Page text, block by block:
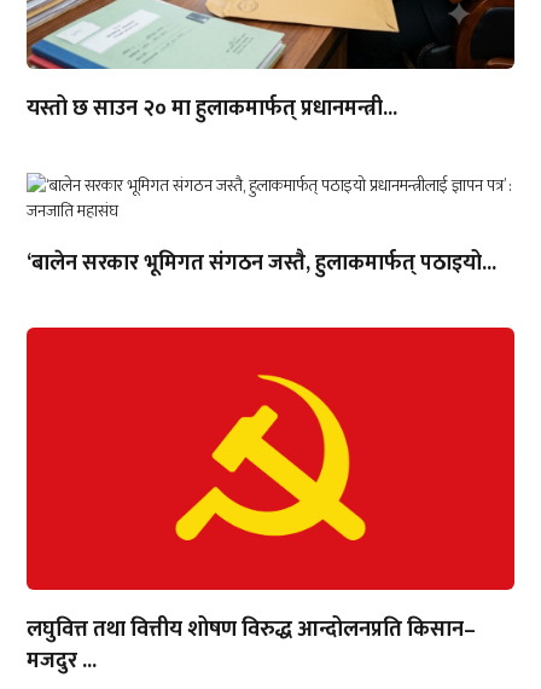
यस्तो छ साउन २० मा हुलाकमार्फत् प्रधानमन्त्री...
‘बालेन सरकार भूमिगत संगठन जस्तै, हुलाकमार्फत् पठाइयो...
लघुवित्त तथा वित्तीय शोषण विरुद्ध आन्दोलनप्रति किसान–
मजदुर ...